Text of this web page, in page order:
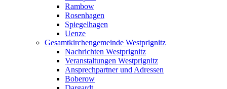
Rambow
Rosenhagen
Spiegelhagen
Uenze
Gesamtkirchengemeinde Westprignitz
Nachrichten Westprignitz
Veranstaltungen Westprignitz
Ansprechpartner und Adressen
Boberow